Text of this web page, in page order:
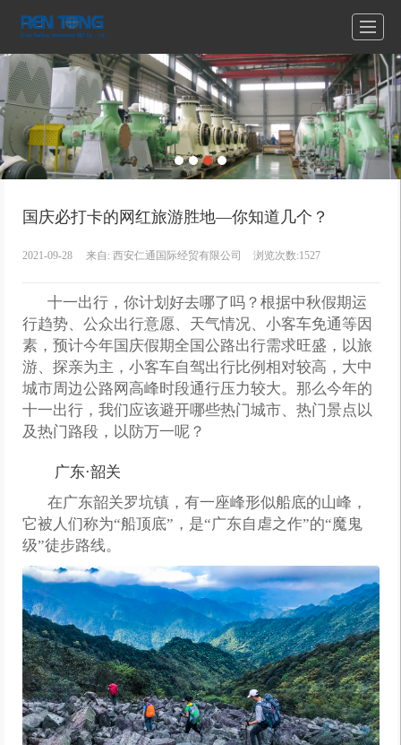
国庆必打卡的网红旅游胜地—你知道几个？
2021-09-28 来自: 西安仁通国际经贸有限公司 浏览次数:1527
十一出行，你计划好去哪了吗？根据中秋假期运
行趋势、公众出行意愿、天气情况、小客车免通等因
素，预计今年国庆假期全国公路出行需求旺盛，以旅
游、探亲为主，小客车自驾出行比例相对较高，大中
城市周边公路网高峰时段通行压力较大。那么今年的
十一出行，我们应该避开哪些热门城市、热门景点以
及热门路段，以防万一呢？
广东·韶关
在广东韶关罗坑镇，有一座峰形似船底的山峰，
它被人们称为“船顶底”，是“广东自虐之作”的“魔鬼
级”徒步路线。